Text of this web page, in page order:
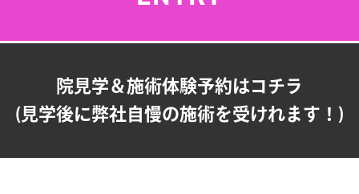
院見学＆施術体験予約はコチラ
(見学後に弊社自慢の施術を受けれます！)